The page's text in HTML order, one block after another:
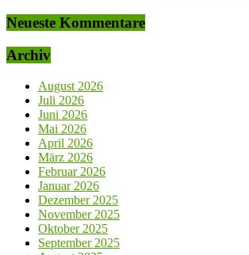
Neueste Kommentare
Archiv
August 2026
Juli 2026
Juni 2026
Mai 2026
April 2026
März 2026
Februar 2026
Januar 2026
Dezember 2025
November 2025
Oktober 2025
September 2025